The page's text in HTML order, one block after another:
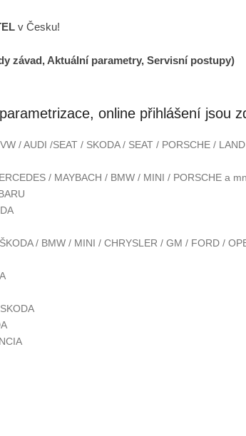
v Česku!
závad, Aktuální parametry, Servisní postupy)
online přihlášení jsou
/ AUDI /SEAT / SKODA / SEAT / PORSCHE /
/ MAYBACH / BMW / MINI / PORSCHE a
/ BMW / MINI / CHRYSLER / GM / FORD /